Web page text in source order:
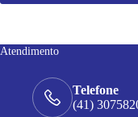
Atendimento
Telefone
(41)